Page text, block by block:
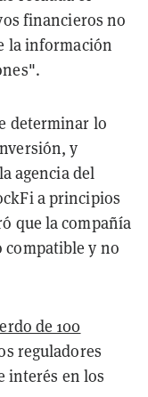
financieros no
la información
determinar lo
y
agencia del
a principios
que la compañía
compatible y no
de 100
reguladores
interés en los